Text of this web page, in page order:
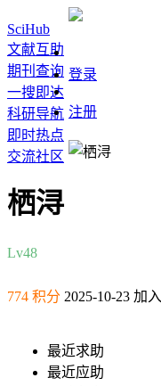
SciHub
文献互助
期刊查询
一搜即达
科研导航
即时热点
交流社区
登录
注册
栖浔
Lv48
774 积分 2025-10-23 加入
最近求助
最近应助